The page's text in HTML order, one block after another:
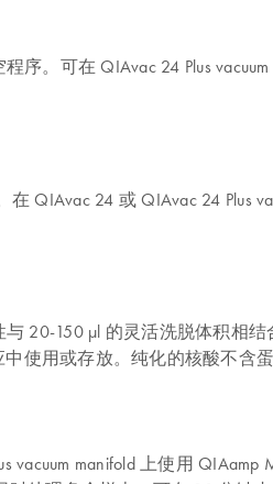
。可在 QIAvac 24 Plus
24 或 QIAvac 24 Plus
20-150 µl 的灵活洗脱体积相
使用或存放。纯化的核酸不含
manifold 上使用